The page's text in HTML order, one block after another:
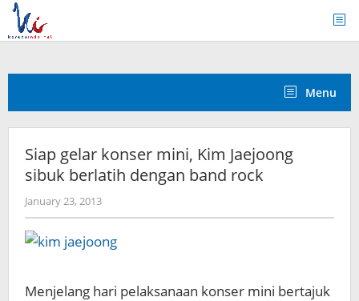
Skip
content
Menu
Siap gelar konser mini, Kim Jaejoong
sibuk berlatih dengan band rock
January 23, 2013by
Koreanindo
Menjelang hari pelaksanaan konser mini bertajuk